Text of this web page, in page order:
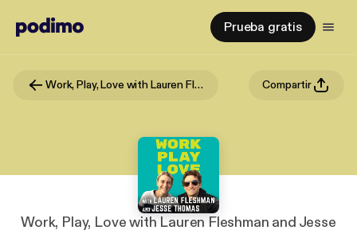
Prueba gratis
Work, Play, Love with Lauren Fleshman and Jesse Thomas Compartir
Work, Play, Love with Lauren Fleshman and Jesse